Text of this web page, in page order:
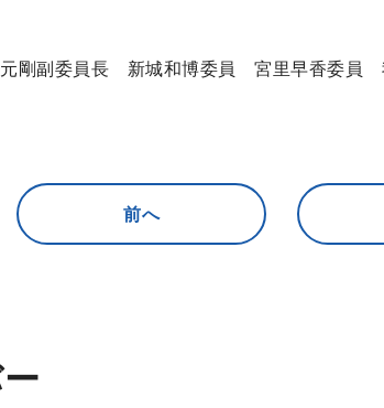
剛副委員長 新城和博委員 宮里早香委員
前へ